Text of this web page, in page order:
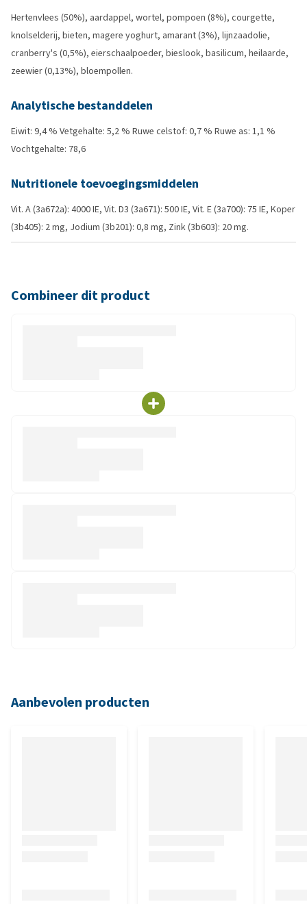
Hertenvlees (50%), aardappel, wortel, pompoen (8%), courgette,
knolselderij, bieten, magere yoghurt, amarant (3%), lijnzaadolie,
cranberry's (0,5%), eierschaalpoeder, bieslook, basilicum, heilaarde,
zeewier (0,13%), bloempollen.
Analytische bestanddelen
Eiwit: 9,4 % Vetgehalte: 5,2 % Ruwe celstof: 0,7 % Ruwe as: 1,1 %
Vochtgehalte: 78,6
Nutritionele toevoegingsmiddelen
Vit. A (3a672a): 4000 IE, Vit. D3 (3a671): 500 IE, Vit. E (3a700): 75 IE, Koper
(3b405): 2 mg, Jodium (3b201): 0,8 mg, Zink (3b603): 20 mg.
Combineer dit product
Aanbevolen producten